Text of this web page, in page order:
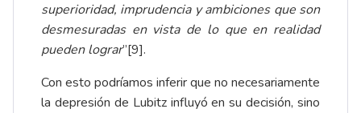
superioridad, imprudencia y ambiciones que son
desmesuradas en vista de lo que en realidad
pueden lograr”[9].
Con esto podríamos inferir que no necesariamente
la depresión de Lubitz influyó en su decisión, sino